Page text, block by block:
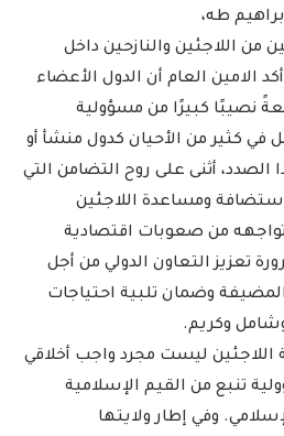
طه،
من اللاجئين والنازحين داخل
الامين العام أن الدول الأعضاء
نصيبًا كبيرًا من مسؤولية
في كثير من الأحيان كدول منشأ أو
أثنى على روح التضامن التي
ومساعدة اللاجئين
تواجهه من صعوبات اقتصادية
تعزيز التعاون الدولي من أجل
وضمان تلبية احتياجات
وكريم.
اللاجئين ليست مجرد واجب أخلاقي
تنبع من القيم الإسلامية
وفي إطار ولايتها